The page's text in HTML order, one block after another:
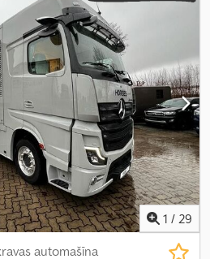
stāvvietas sildītājs
1 / 29
automašīna